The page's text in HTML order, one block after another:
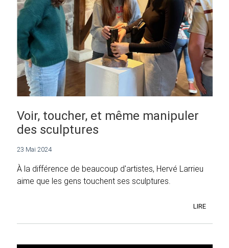
Voir, toucher, et même manipuler
des sculptures
23 Mai 2024
À la différence de beaucoup d'artistes, Hervé Larrieu
aime que les gens touchent ses sculptures.
LIRE